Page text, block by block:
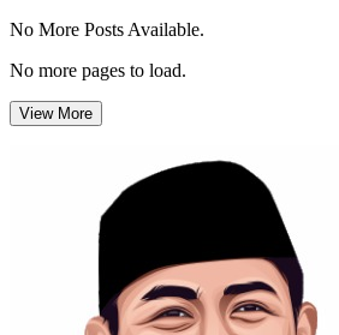
No More Posts Available.
No more pages to load.
View More